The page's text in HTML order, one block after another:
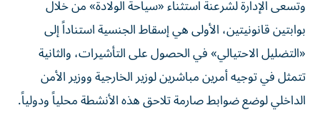
وتسعى الإدارة لشرعنة استثناء «سياحة الولادة» من خلال
بوابتين قانونيتين، الأولى هي إسقاط الجنسية استناداً إلى
«التضليل الاحتيالي» في الحصول على التأشيرات، والثانية
تتمثل في توجيه أمرين مباشرين لوزير الخارجية ووزير الأمن
الداخلي لوضع ضوابط صارمة تلاحق هذه الأنشطة محلياً ودولياً.